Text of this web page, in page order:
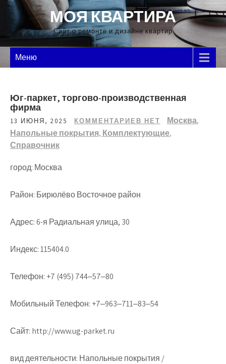
Перейти
содержимому
МОЯ КВАРТИРА
Сайт о ремонте и дизайне квартир
Меню
Юг-паркет, торгово-производственная
фирма
13 ИЮНЯ, 2025 КОММЕНТАРИЕВ НЕТ Москва,
Напольные покрытия, Комплектующие,
Справочник
город: Москва
Район: Бирюлёво Восточное район
Адрес: 6-я Радиальная улица, 30
Индекс: 115404.0
Телефон: +7 (495) 744‒57‒80
Мобильный Телефон: +7‒963‒711‒83‒54
Сайт: http://www.ug-parket.ru
вид деятельности: Напольные покрытия /